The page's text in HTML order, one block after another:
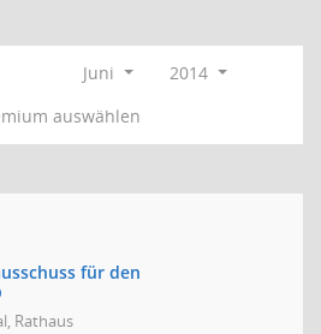
Juni
2014
auswählen
für den
Rathaus